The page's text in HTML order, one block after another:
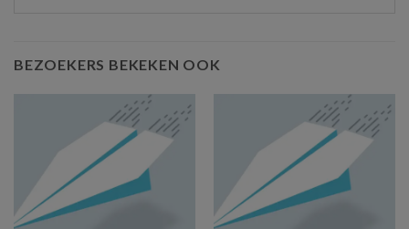
BEZOEKERS BEKEKEN OOK